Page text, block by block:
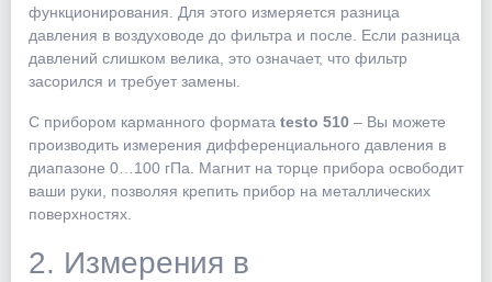
функционирования. Для этого измеряется разница
давления в воздуховоде до фильтра и после. Если разница
давлений слишком велика, это означает, что фильтр
засорился и требует замены.
С прибором карманного формата testo 510 – Вы можете
производить измерения дифференциального давления в
диапазоне 0…100 гПа. Магнит на торце прибора освободит
ваши руки, позволяя крепить прибор на металлических
поверхностях.
2. Измерения в